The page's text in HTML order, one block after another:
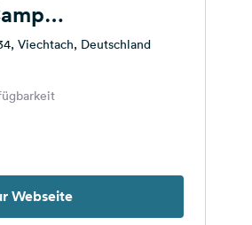
Viechtach, Deutschland
Webseite